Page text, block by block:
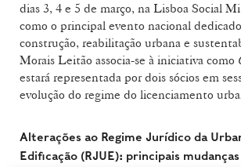
dias 3, 4 e 5 de março, na Lisboa Social
como o principal evento nacional
construção, reabilitação urbana e
Morais Leitão associa-se à iniciativa como
estará representada por dois sócios em
evolução do regime do licenciamento
Alterações ao Regime Jurídico da
Edificação (RJUE): principais